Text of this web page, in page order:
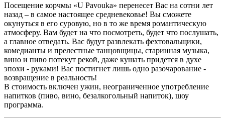
Посещение корчмы «U Pavouka» перенесет Вас на сотни лет
назад – в самое настоящее средневековье! Вы сможете
окунуться в его суровую, но в то же время романтическую
атмосферу. Вам будет на что посмотреть, будет что послушать,
а главное отведать. Вас будут развлекать фехтовальщики,
комедианты и прелестные танцовщицы, старинная музыка,
вино и пиво потекут рекой, даже кушать придется в духе
эпохи - руками! Вас постигнет лишь одно разочарование -
возвращение в реальность!
В стоимость включен ужин, неограниченное употребление
напитков (пиво, вино, безалкогольный напиток), шоу
программа.